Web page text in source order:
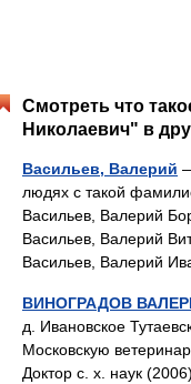
Смотреть что
Николаевич" в
Васильев, Валерий
людях с такой
Васильев, Валерий
Васильев, Валерий
Васильев, Валерий
ВИНОГРАДОВ
д. Ивановское
Московскую
Доктор с. х. наук